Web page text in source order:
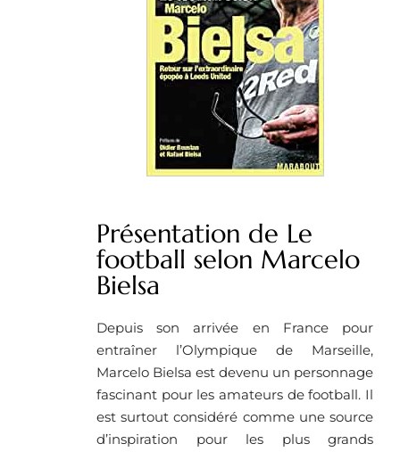
Présentation de Le
football selon Marcelo
Bielsa
Depuis son arrivée en France pour
entraîner l’Olympique de Marseille,
Marcelo Bielsa est devenu un personnage
fascinant pour les amateurs de football. Il
est surtout considéré comme une source
d’inspiration pour les plus grands